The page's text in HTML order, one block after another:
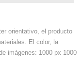
orientativo, el producto
El color, la
imágenes: 1000 px 1000